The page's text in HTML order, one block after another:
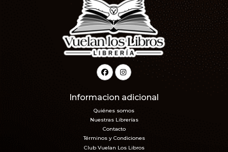
Informacion adicional
Quiénes somos
Nuestras Librerías
Contacto
Términos y Condiciones
Club Vuelan Los Libros